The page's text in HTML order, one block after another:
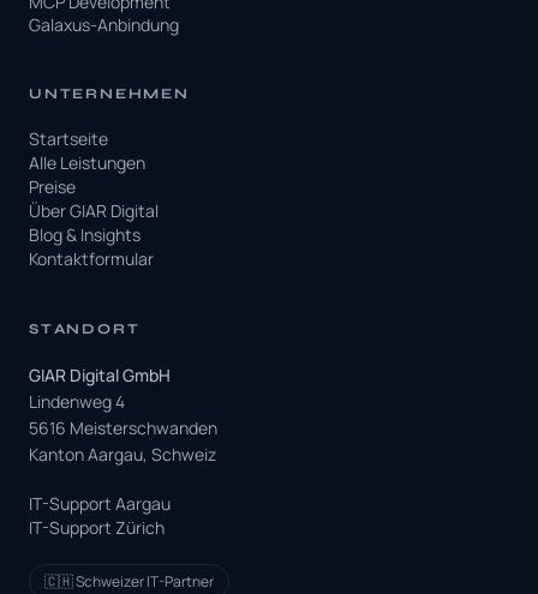
Galaxus-Anbindung
UNTERNEHMEN
Startseite
Alle Leistungen
Preise
Über GIAR Digital
Blog & Insights
Kontaktformular
STANDORT
GIAR Digital GmbH
Lindenweg 4
5616 Meisterschwanden
Kanton Aargau, Schweiz
IT-Support Aargau
IT-Support Zürich
🇨🇭 Schweizer IT-Partner